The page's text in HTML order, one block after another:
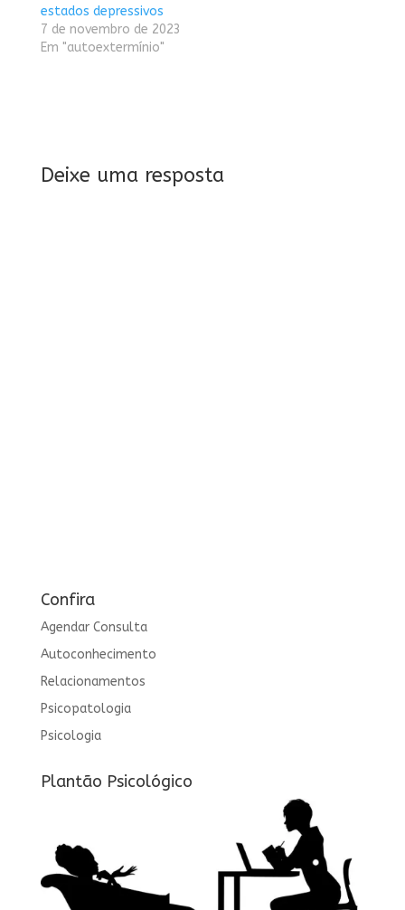
estados depressivos
7 de novembro de 2023
Em "autoextermínio"
Deixe uma resposta
Confira
Agendar Consulta
Autoconhecimento
Relacionamentos
Psicopatologia
Psicologia
Plantão Psicológico